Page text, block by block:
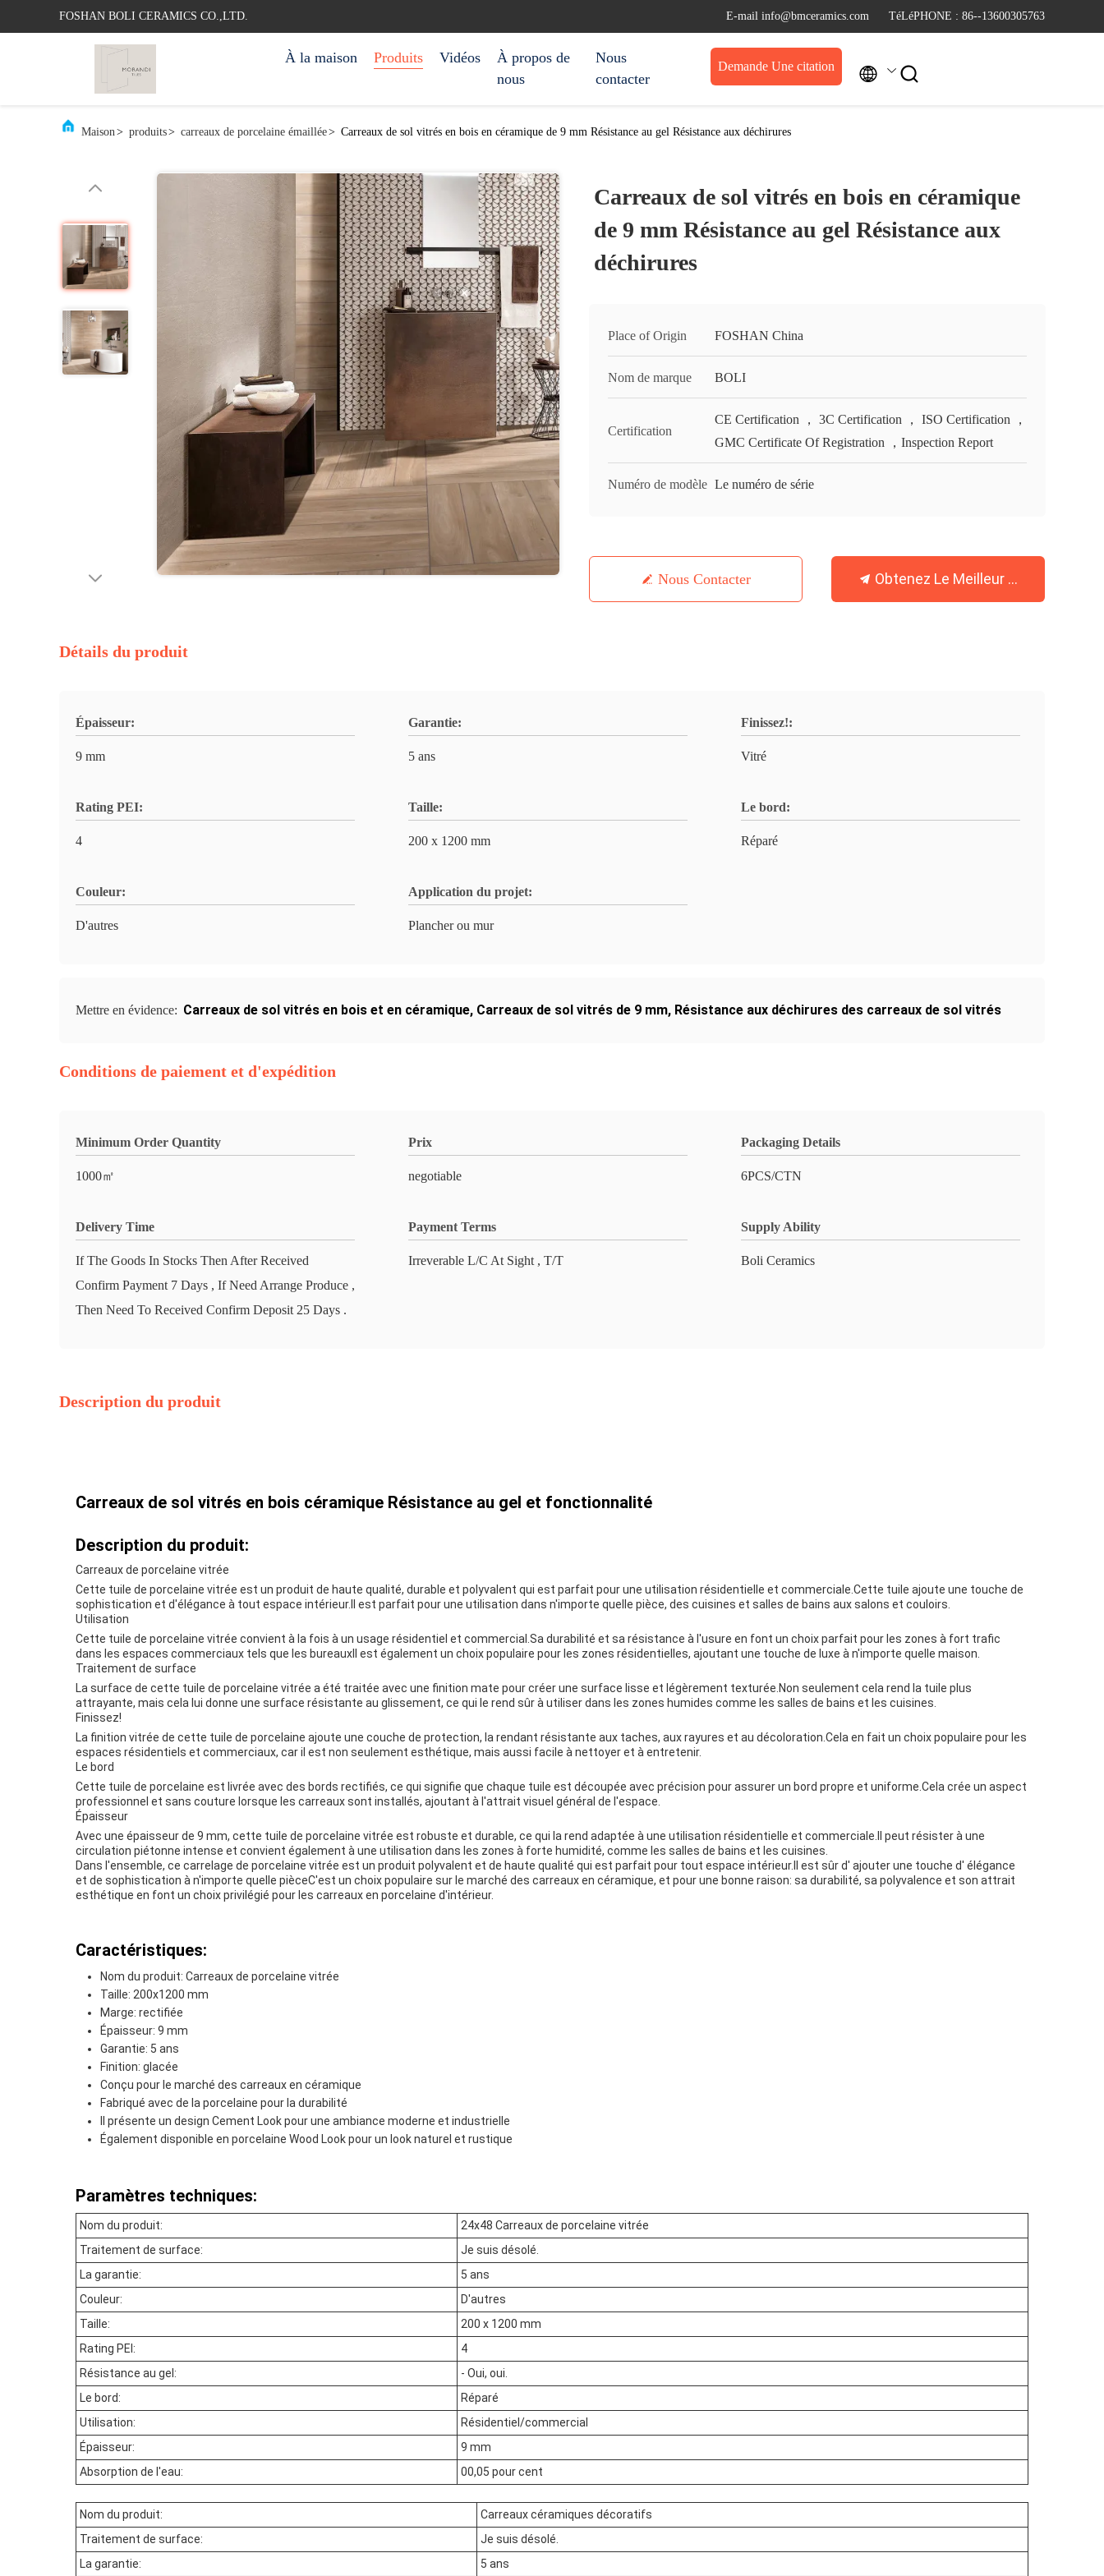
FOSHAN BOLI CERAMICS CO.,LTD. E-mail info@bmceramics.com TéLéPHONE : 86--13600305763
À la maison Produits Vidéos
À propos de
nous
Nous
contacter
Demande Une citation  
Maison> produits> carreaux de porcelaine émaillée> Carreaux de sol vitrés en bois en céramique de 9 mm Résistance au gel Résistance aux déchirures
Carreaux de sol vitrés en bois en céramique
de 9 mm Résistance au gel Résistance aux
déchirures
Place of Origin FOSHAN China
Nom de marque BOLI
Certification
CE Certification ， 3C Certification ， ISO Certification ，
GMC Certificate Of Registration ，Inspection Report
Numéro de modèle Le numéro de série
Nous Contacter Obtenez Le Meilleur Prix
Détails du produit
Épaisseur:
9 mm
Garantie:
5 ans
Finissez!:
Vitré
Rating PEI:
4
Taille:
200 x 1200 mm
Le bord:
Réparé
Couleur:
D'autres
Application du projet:
Plancher ou mur
Mettre en évidence: Carreaux de sol vitrés en bois et en céramique, Carreaux de sol vitrés de 9 mm, Résistance aux déchirures des carreaux de sol vitrés
Conditions de paiement et d'expédition
Minimum Order Quantity
1000㎡
Prix
negotiable
Packaging Details
6PCS/CTN
Delivery Time
If The Goods In Stocks Then After Received
Confirm Payment 7 Days , If Need Arrange Produce ,
Then Need To Received Confirm Deposit 25 Days .
Payment Terms
Irreverable L/C At Sight , T/T
Supply Ability
Boli Ceramics
Description du produit
Carreaux de sol vitrés en bois céramique Résistance au gel et fonctionnalité
Description du produit:
Carreaux de porcelaine vitrée
Cette tuile de porcelaine vitrée est un produit de haute qualité, durable et polyvalent qui est parfait pour une utilisation résidentielle et commerciale.Cette tuile ajoute une touche de
sophistication et d'élégance à tout espace intérieur.Il est parfait pour une utilisation dans n'importe quelle pièce, des cuisines et salles de bains aux salons et couloirs.
Utilisation
Cette tuile de porcelaine vitrée convient à la fois à un usage résidentiel et commercial.Sa durabilité et sa résistance à l'usure en font un choix parfait pour les zones à fort trafic
dans les espaces commerciaux tels que les bureauxIl est également un choix populaire pour les zones résidentielles, ajoutant une touche de luxe à n'importe quelle maison.
Traitement de surface
La surface de cette tuile de porcelaine vitrée a été traitée avec une finition mate pour créer une surface lisse et légèrement texturée.Non seulement cela rend la tuile plus
attrayante, mais cela lui donne une surface résistante au glissement, ce qui le rend sûr à utiliser dans les zones humides comme les salles de bains et les cuisines.
Finissez!
La finition vitrée de cette tuile de porcelaine ajoute une couche de protection, la rendant résistante aux taches, aux rayures et au décoloration.Cela en fait un choix populaire pour les
espaces résidentiels et commerciaux, car il est non seulement esthétique, mais aussi facile à nettoyer et à entretenir.
Le bord
Cette tuile de porcelaine est livrée avec des bords rectifiés, ce qui signifie que chaque tuile est découpée avec précision pour assurer un bord propre et uniforme.Cela crée un aspect
professionnel et sans couture lorsque les carreaux sont installés, ajoutant à l'attrait visuel général de l'espace.
Épaisseur
Avec une épaisseur de 9 mm, cette tuile de porcelaine vitrée est robuste et durable, ce qui la rend adaptée à une utilisation résidentielle et commerciale.Il peut résister à une
circulation piétonne intense et convient également à une utilisation dans les zones à forte humidité, comme les salles de bains et les cuisines.
Dans l'ensemble, ce carrelage de porcelaine vitrée est un produit polyvalent et de haute qualité qui est parfait pour tout espace intérieur.Il est sûr d' ajouter une touche d' élégance
et de sophistication à n'importe quelle pièceC'est un choix populaire sur le marché des carreaux en céramique, et pour une bonne raison: sa durabilité, sa polyvalence et son attrait
esthétique en font un choix privilégié pour les carreaux en porcelaine d'intérieur.
Caractéristiques:
Nom du produit: Carreaux de porcelaine vitrée
Taille: 200x1200 mm
Marge: rectifiée
Épaisseur: 9 mm
Garantie: 5 ans
Finition: glacée
Conçu pour le marché des carreaux en céramique
Fabriqué avec de la porcelaine pour la durabilité
Il présente un design Cement Look pour une ambiance moderne et industrielle
Également disponible en porcelaine Wood Look pour un look naturel et rustique
Paramètres techniques:
Nom du produit:
24x48 Carreaux de porcelaine vitrée
Traitement de surface:
Je suis désolé.
La garantie:
5 ans
Couleur:
D'autres
Taille:
200 x 1200 mm
Rating PEI:
4
Résistance au gel:
- Oui, oui.
Le bord:
Réparé
Utilisation:
Résidentiel/commercial
Épaisseur:
9 mm
Absorption de l'eau:
00,05 pour cent
Nom du produit:
Carreaux céramiques décoratifs
Traitement de surface:
Je suis désolé.
La garantie:
5 ans